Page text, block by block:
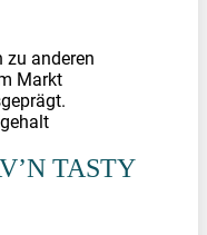
zu anderen
Markt
TASTY